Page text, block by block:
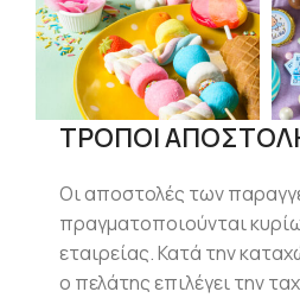
ΤΡΟΠΟΙ
Οι αποστολές των
πραγματοποιούνται
εταιρείας. Κατά την
ο πελάτης επιλέγει την